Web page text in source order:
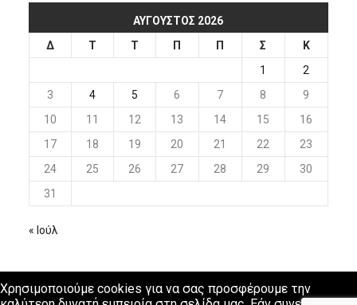
ΑΎΓΟΥΣΤΟΣ 2026
Δ
Τ Τ Π Π Σ
Κ
1
2
3
4 5 6 7 8
9
10
11 12 13 14 15
16
17
18 19 20 21 22
23
24
25 26 27 28 29
30
31
« Ιούλ
Χρησιμοποιούμε cookies για να σας προσφέρουμε την